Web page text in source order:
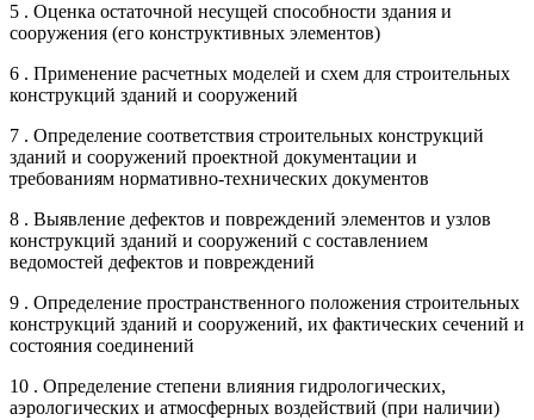
5 . Оценка остаточной несущей способности здания и
сооружения (его конструктивных элементов)
6 . Применение расчетных моделей и схем для строительных
конструкций зданий и сооружений
7 . Определение соответствия строительных конструкций
зданий и сооружений проектной документации и
требованиям нормативно-технических документов
8 . Выявление дефектов и повреждений элементов и узлов
конструкций зданий и сооружений с составлением
ведомостей дефектов и повреждений
9 . Определение пространственного положения строительных
конструкций зданий и сооружений, их фактических сечений и
состояния соединений
10 . Определение степени влияния гидрологических,
аэрологических и атмосферных воздействий (при наличии)